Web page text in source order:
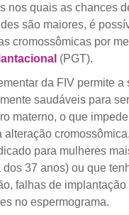
nos quais as chances
são maiores, é
cromossômicas por
(PGT).
da FIV permite a
saudáveis para
materno, o que
alteração
para mulheres
37 anos) ou que
falhas de
no espermograma.